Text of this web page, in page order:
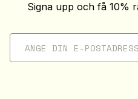
Signa upp och få 10%